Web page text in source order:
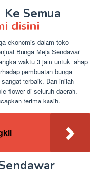
Semua
disini
ekonomis dalam toko
Bunga Meja Sendawar
waktu 3 jam untuk tahap
pembuatan bunga
terbaik. Dan inilah
flower di seluruh daerah.
terima kasih.